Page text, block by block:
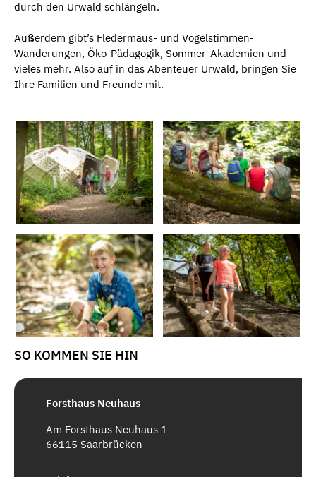
durch den Urwald schlängeln.
Außerdem gibt’s Fledermaus- und Vogelstimmen-
Wanderungen, Öko-Pädagogik, Sommer-Akademien und
vieles mehr. Also auf in das Abenteuer Urwald, bringen Sie
Ihre Familien und Freunde mit.
SO KOMMEN SIE HIN
Forsthaus Neuhaus
Am Forsthaus Neuhaus 1
66115 Saarbrücken